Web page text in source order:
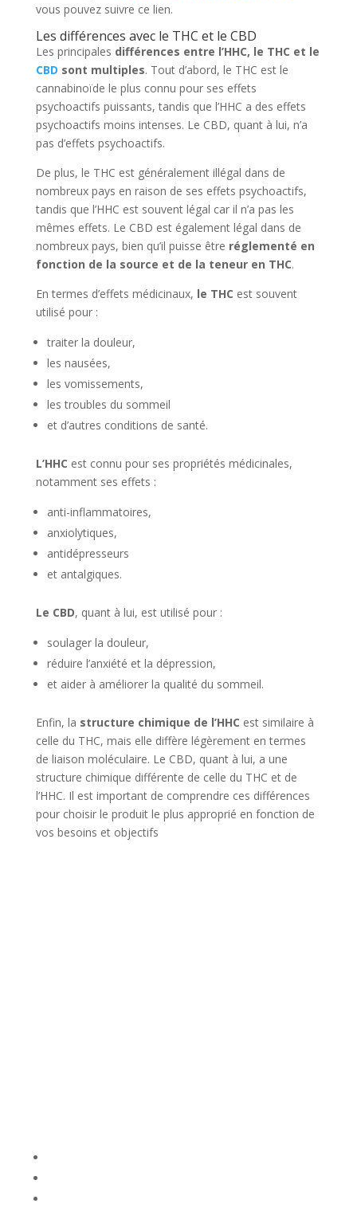
vous pouvez suivre ce lien.
Les différences avec le THC et le CBD
Les principales différences entre l’HHC, le THC et le
CBD sont multiples. Tout d’abord, le THC est le
cannabinoïde le plus connu pour ses effets
psychoactifs puissants, tandis que l’HHC a des effets
psychoactifs moins intenses. Le CBD, quant à lui, n’a
pas d’effets psychoactifs.
De plus, le THC est généralement illégal dans de
nombreux pays en raison de ses effets psychoactifs,
tandis que l’HHC est souvent légal car il n’a pas les
mêmes effets. Le CBD est également légal dans de
nombreux pays, bien qu’il puisse être réglementé en
fonction de la source et de la teneur en THC.
En termes d’effets médicinaux, le THC est souvent
utilisé pour :
traiter la douleur,
les nausées,
les vomissements,
les troubles du sommeil
et d’autres conditions de santé.
L’HHC est connu pour ses propriétés médicinales,
notamment ses effets :
anti-inflammatoires,
anxiolytiques,
antidépresseurs
et antalgiques.
Le CBD, quant à lui, est utilisé pour :
soulager la douleur,
réduire l’anxiété et la dépression,
et aider à améliorer la qualité du sommeil.
Enfin, la structure chimique de l’HHC est similaire à
celle du THC, mais elle diffère légèrement en termes
de liaison moléculaire. Le CBD, quant à lui, a une
structure chimique différente de celle du THC et de
l’HHC. Il est important de comprendre ces différences
pour choisir le produit le plus approprié en fonction de
vos besoins et objectifs